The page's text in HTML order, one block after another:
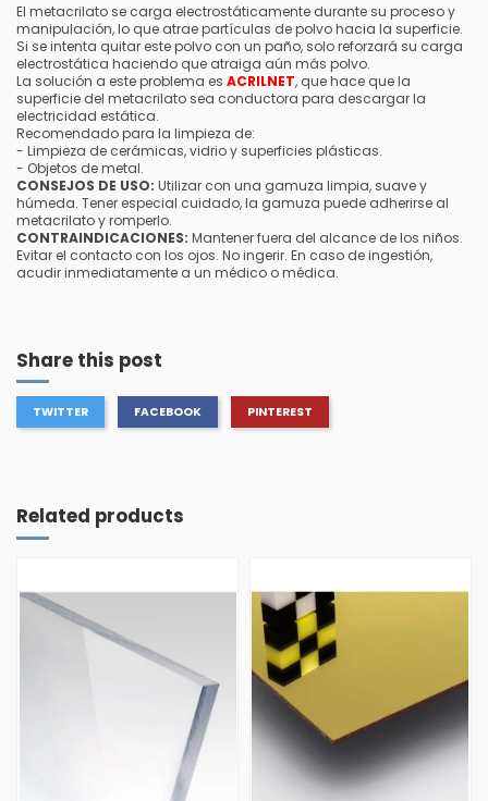
El metacrilato se carga electrostáticamente durante su proceso y
manipulación, lo que atrae partículas de polvo hacia la superficie.
Si se intenta quitar este polvo con un paño, solo reforzará su carga
electrostática haciendo que atraiga aún más polvo.
La solución a este problema es ACRILNET, que hace que la
superficie del metacrilato sea conductora para descargar la
electricidad estática.
Recomendado para la limpieza de:
- Limpieza de cerámicas, vidrio y superficies plásticas.
- Objetos de metal.
CONSEJOS DE USO: Utilizar con una gamuza limpia, suave y
húmeda. Tener especial cuidado, la gamuza puede adherirse al
metacrilato y romperlo.
CONTRAINDICACIONES: Mantener fuera del alcance de los niños.
Evitar el contacto con los ojos. No ingerir. En caso de ingestión,
acudir inmediatamente a un médico o médica.
Share this post
TWITTER FACEBOOK PINTEREST
Related products